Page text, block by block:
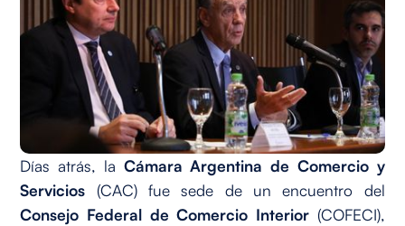
Días atrás, la Cámara Argentina de Comercio y
Servicios (CAC) fue sede de un encuentro del
Consejo Federal de Comercio Interior (COFECI),